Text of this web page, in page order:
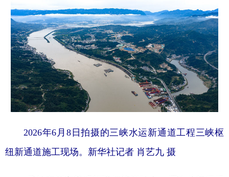
2026年6月8日拍摄的三峡水运新通道工程三峡枢
纽新通道施工现场。新华社记者 肖艺九 摄